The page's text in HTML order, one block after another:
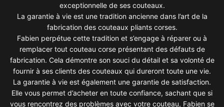
exceptionnelle de ses couteaux.
La garantie à vie est une tradition ancienne dans l’art de la
fabrication des couteaux pliants corses.
Fabien perpétue cette tradition et s’engage à réparer ou à
remplacer tout couteau corse présentant des défauts de
fabrication. Cela démontre son souci du détail et sa volonté de
fournir à ses clients des couteaux qui dureront toute une vie.
La garantie à vie est également une garantie de satisfaction.
Elle vous permet d’acheter en toute confiance, sachant que si
vous rencontrez des problèmes avec votre couteau, Fabien se